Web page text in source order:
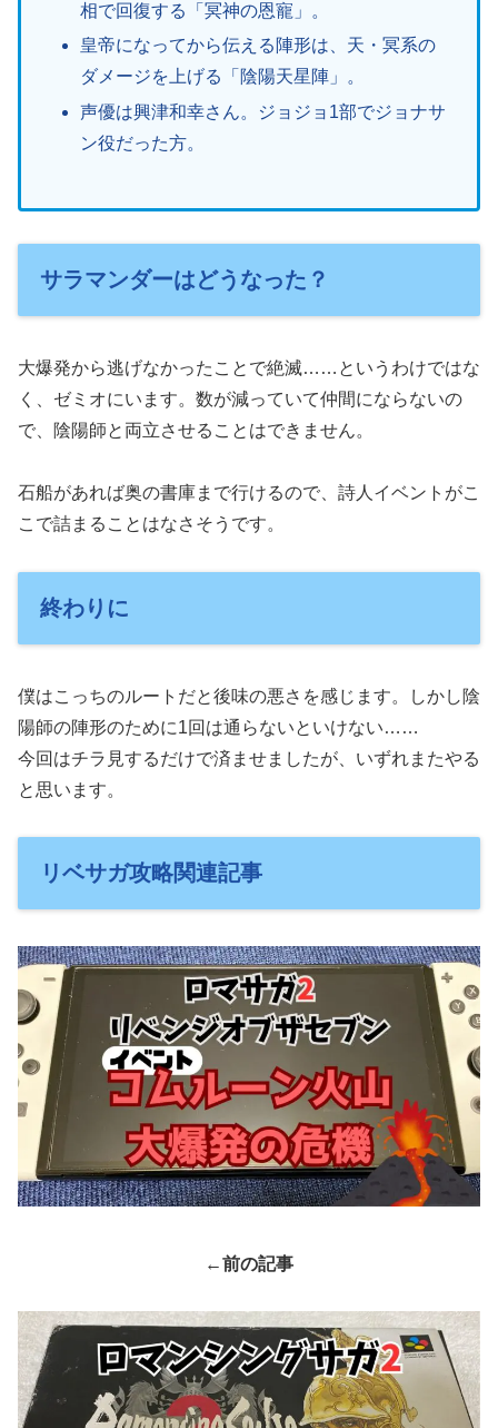
相で回復する「冥神の恩寵」。
皇帝になってから伝える陣形は、天・冥系の
ダメージを上げる「陰陽天星陣」。
声優は興津和幸さん。ジョジョ1部でジョナサ
ン役だった方。
サラマンダーはどうなった？
大爆発から逃げなかったことで絶滅……というわけではな
く、ゼミオにいます。数が減っていて仲間にならないの
で、陰陽師と両立させることはできません。
石船があれば奥の書庫まで行けるので、詩人イベントがこ
こで詰まることはなさそうです。
終わりに
僕はこっちのルートだと後味の悪さを感じます。しかし陰
陽師の陣形のために1回は通らないといけない……
今回はチラ見するだけで済ませましたが、いずれまたやる
と思います。
リベサガ攻略関連記事
←前の記事